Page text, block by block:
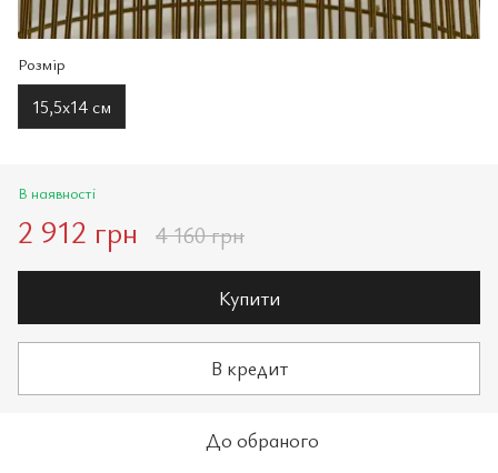
Розмір
15,5х14 см
В наявності
2 912 грн 4 160 грн
Купити
В кредит
До обраного